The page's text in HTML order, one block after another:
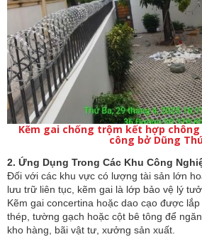
Kẽm gai chống trộm kết hợp
công bở Dũng
2. Ứng Dụng Trong Các Khu Công
Đối với các khu vực có lượng tài sản lớn
lưu trữ liên tục, kẽm gai là lớp bảo vệ lý
Kẽm gai concertina hoặc dao cạo được
thép, tường gạch hoặc cột bê tông để
kho hàng, bãi vật tư, xưởng sản xuất.